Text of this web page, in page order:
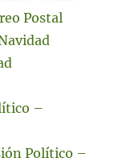
Postal
–
Político –